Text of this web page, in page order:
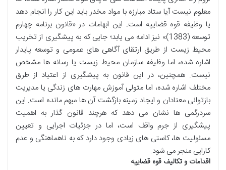
معلوم نیست آیا ستاد مبارزه با مواد مخدر باید این کار را انجام دهد
یا وظیفه قوه قضاییه است. این ابهامات در «قانون برنامه چهارم
توسعه (1383)» نیز ادامه می یابد؛ جایی که به پیشگیری از تخریب
محیط زیست از طریق ارتقای آگاهی های عمومی و توسعه پایدار
اشاره شده، اما وظیفه سازمان محیط زیست یا رسانه ها مشخص
نیست. همچنین، در این قانون به پیشگیری از اعتیاد از طرق
مختلف اشاره شده، اما متولی آموزش مهارت های زندگی یا مدیریت
بازتوانی معتادان و ایجاد زمینه بازگشت آن ها مبهم مانده است. این
سردرگمی ها نشان می دهد که هرچند قانون گذار به اهمیت
پیشگیری از جرم واقف است، اما در جزئیات اجرایی و تعیین
مسئولیت ها، کاستی های زیادی وجود دارد که به ناهماهنگی و عدم
کارایی منجر می شود.
اقدامات و تکالیف قوه قضاییه